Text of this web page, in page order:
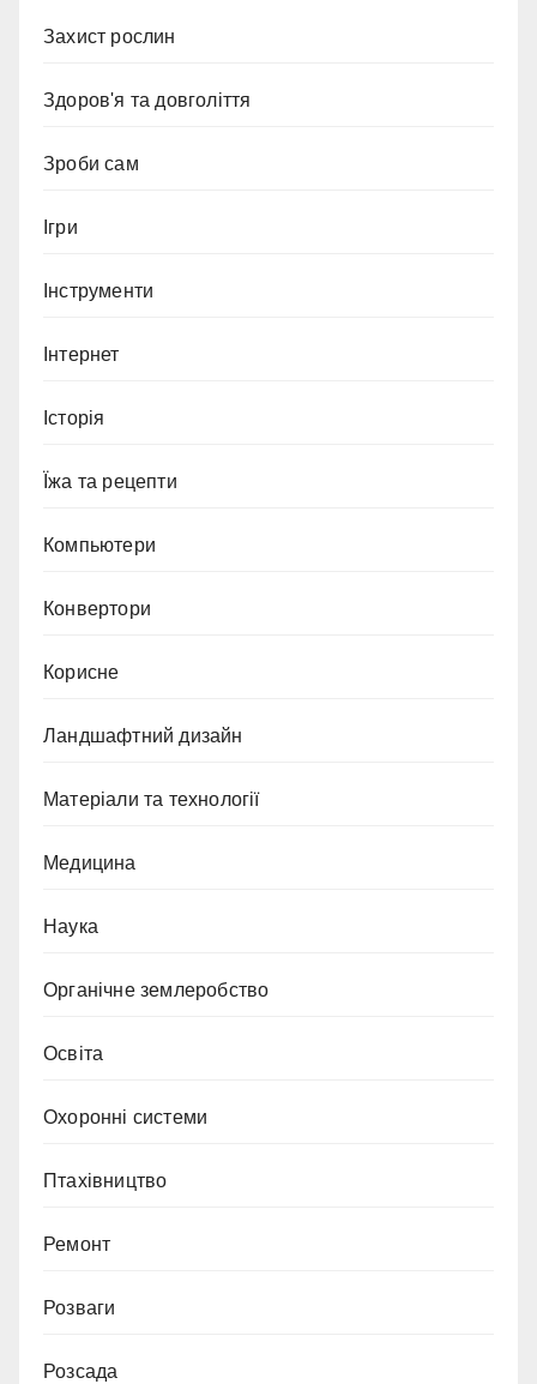
Захист рослин
Здоров'я та довголіття
Зроби сам
Ігри
Інструменти
Інтернет
Історія
Їжа та рецепти
Компьютери
Конвертори
Корисне
Ландшафтний дизайн
Матеріали та технології
Медицина
Наука
Органічне землеробство
Освіта
Охоронні системи
Птахівництво
Ремонт
Розваги
Розсада